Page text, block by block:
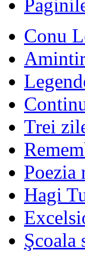
Conu
Trei
Poezia
Hagi